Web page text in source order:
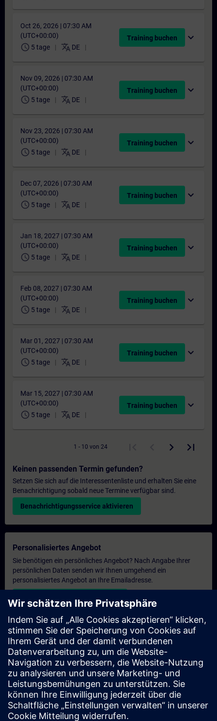
Oct 26, 2026 | 07:30 AM
(UTC+00:00)
schedule 5 tage translate DE
Training buchen expand_more
Nov 09, 2026 | 07:30 AM
(UTC+00:00)
schedule 5 tage translate DE
Training buchen expand_more
Nov 23, 2026 | 07:30 AM
(UTC+00:00)
schedule 5 tage translate DE
Training buchen expand_more
Dec 07, 2026 | 07:30 AM
(UTC+00:00)
schedule 5 tage translate DE
Training buchen expand_more
Jan 18, 2027 | 07:30 AM
(UTC+00:00)
schedule 5 tage translate DE
Training buchen expand_more
Feb 08, 2027 | 07:30 AM
(UTC+00:00)
schedule 5 tage translate DE
Training buchen expand_more
Mar 01, 2027 | 07:30 AM
(UTC+00:00)
schedule 5 tage translate DE
Training buchen expand_more
Mar 15, 2027 | 07:30 AM
(UTC+00:00)
schedule 5 tage translate DE
Training buchen expand_more
1 - 10 von 24
Keinen passenden Termin gefunden?
Setzen Sie sich auf die Interessentenliste und erhalten Sie eine
Benachrichtigung sobald neue Termine verfügbar sind.
Benachrichtigungsservice aktivieren
Personalisiertes Angebot
Sie benötigen ein persönliches Angebot? Nach Angabe Ihrer
persönlichen Daten senden wir Ihnen umgehend ein
personalisiertes Angebot an Ihre Emailadresse.
Persönliches Angebot zusenden
Anfrage Exklusivtraining
Haben Sie Bedarf an einem höheren Schulungsangebot und
brauchen ein exklusives Training – entweder vor Ort bei Ihnen,
virtuell oder in einem SITRAIN Trainingscenter? Nachdem Sie
uns Ihre persönlichen Daten und Ihren Trainingsbedarf
übermittelt haben, bekommen Sie von uns ein Angebot für eine
exklusive Schulung.
Exklusives Angebot anfragen